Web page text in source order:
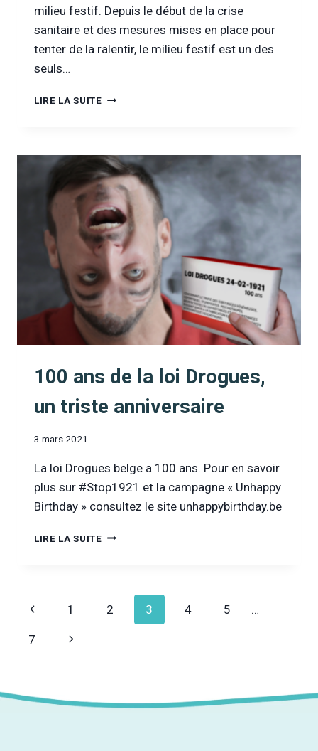
milieu festif. Depuis le début de la crise
sanitaire et des mesures mises en place pour
tenter de la ralentir, le milieu festif est un des
seuls…
LIRE LA SUITE[INFOR
TV]
ENTRETIEN
AVEC
MODUS
VIVENDI
:
QUE
DEVIENT
LA
FÊTE?
100 ans de la loi Drogues,
un triste anniversaire
3 mars 2021
La loi Drogues belge a 100 ans. Pour en savoir
plus sur #Stop1921 et la campagne « Unhappy
Birthday » consultez le site unhappybirthday.be
LIRE LA SUITE100
DROGUES,
Navigation
de
Page
précédente
1 2 3 4 5 …
7
Page